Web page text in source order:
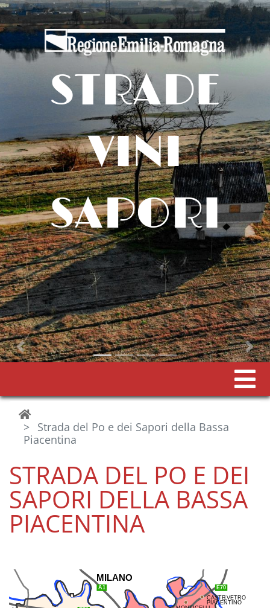
STRADE
VINI
SAPORI
Precedente
Strada del Po e dei Sapori della Bassa
Piacentina
STRADA DEL PO E DEI
SAPORI DELLA BASSA
PIACENTINA